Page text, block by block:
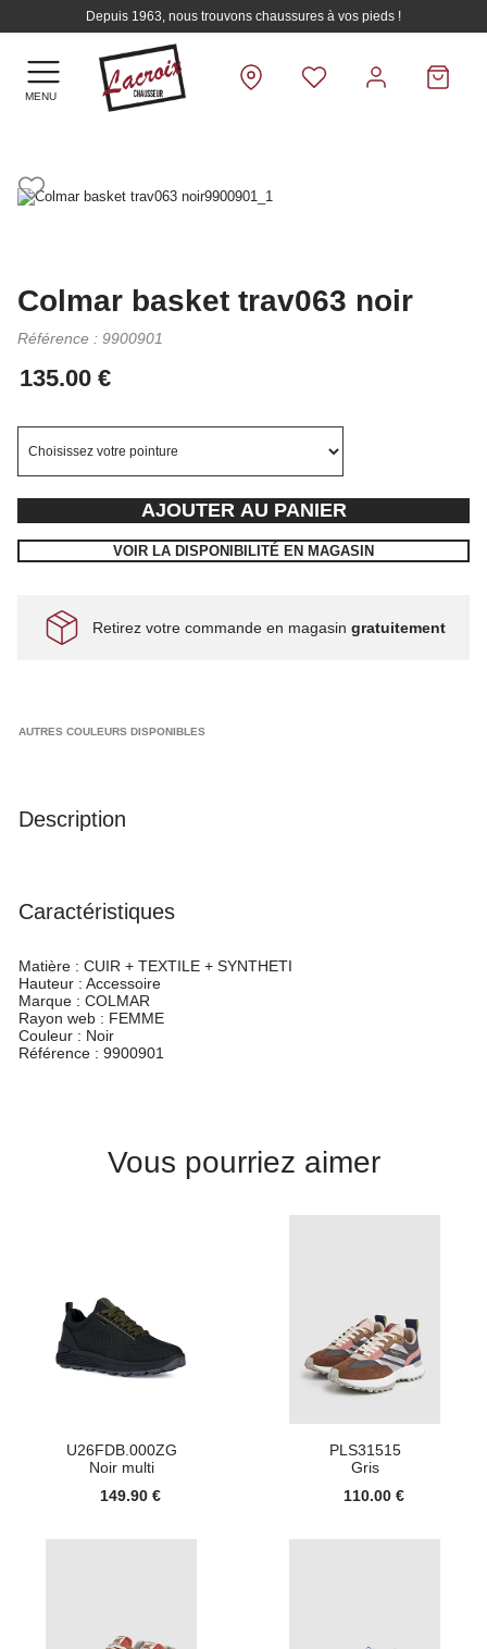
Depuis 1963, nous trouvons chaussures à vos pieds !
MENU
Colmar basket trav063 noir
Référence : 9900901
AJOUTER AU PANIER
VOIR LA DISPONIBILITÉ EN MAGASIN
Retirez votre commande en magasin gratuitement
AUTRES COULEURS DISPONIBLES
Description
Caractéristiques
Matière : CUIR + TEXTILE + SYNTHETI
Hauteur : Accessoire
Marque : COLMAR
Rayon web : FEMME
Couleur : Noir
Référence : 9900901
Vous pourriez aimer
U26FDB.000ZG
Noir multi
149.90 €
PLS31515
Gris
110.00 €